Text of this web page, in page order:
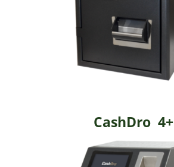
CashDro 4+